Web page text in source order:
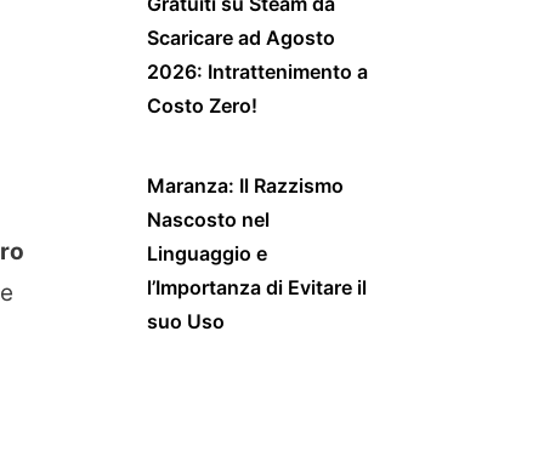
Scaricare ad Agosto
2026: Intrattenimento a
Costo Zero!
Maranza: Il Razzismo
Nascosto nel
Linguaggio e
l’Importanza di Evitare il
suo Uso